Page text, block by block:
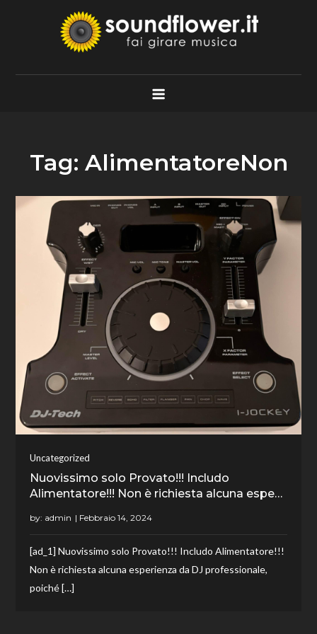
Soundflower.it
Fai Girare Musica
Tag: AlimentatoreNon
Uncategorized
Nuovissimo solo Provato!!! Includo
Alimentatore!!! Non è richiesta alcuna espe…
by: admin
[ad_1] Nuovissimo solo Provato!!! Includo Alimentatore!!!
Non è richiesta alcuna esperienza da DJ professionale,
poiché […]